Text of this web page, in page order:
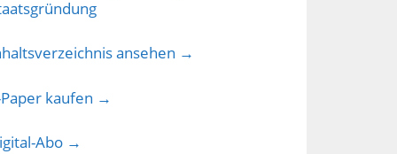
ansehen →
Paper kaufen →
Abo →